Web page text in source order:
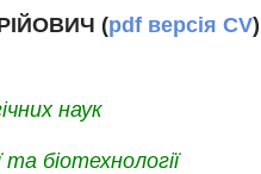
(pdf версія CV)
наук
біотехнології